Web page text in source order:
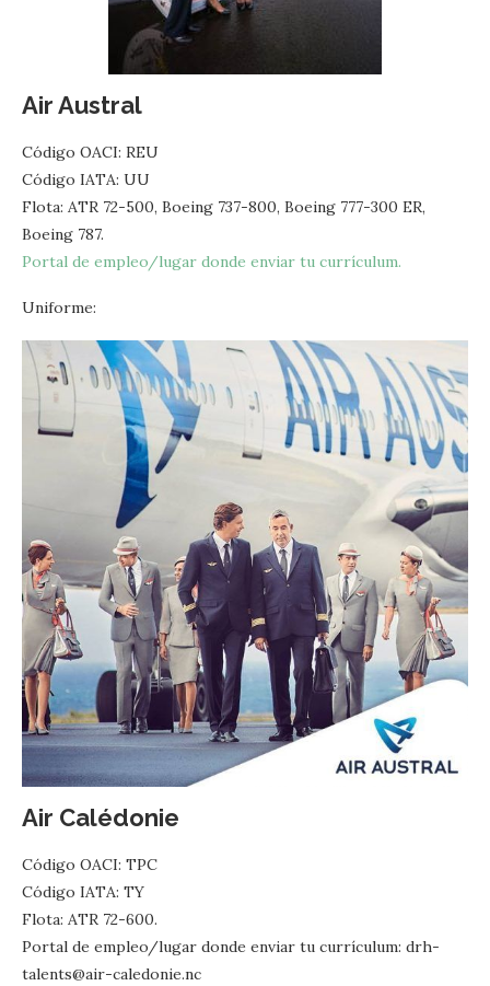
Air Austral
Código OACI: REU
Código IATA: UU
Flota: ATR 72-500, Boeing 737-800, Boeing 777-300 ER,
Boeing 787.
Portal de empleo/lugar donde enviar tu currículum.
Uniforme:
Air Calédonie
Código OACI: TPC
Código IATA: TY
Flota: ATR 72-600.
Portal de empleo/lugar donde enviar tu currículum: drh-
talents@air-caledonie.nc